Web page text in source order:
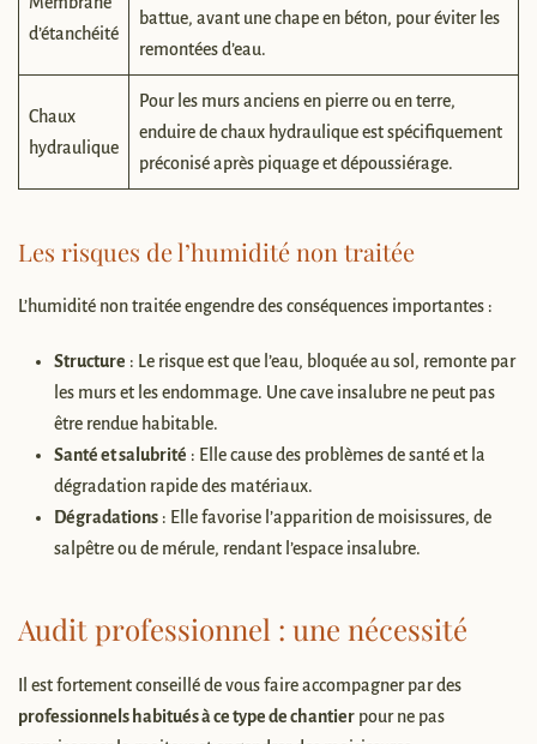
d’étanchéité
battue, avant une chape en béton, pour éviter les
remontées d’eau.
Chaux
hydraulique
Pour les murs anciens en pierre ou en terre,
enduire de chaux hydraulique est spécifiquement
préconisé après piquage et dépoussiérage.
Les risques de l’humidité non traitée
L’humidité non traitée engendre des conséquences importantes :
Structure : Le risque est que l’eau, bloquée au sol, remonte par
les murs et les endommage. Une cave insalubre ne peut pas
être rendue habitable.
Santé et salubrité : Elle cause des problèmes de santé et la
dégradation rapide des matériaux.
Dégradations : Elle favorise l’apparition de moisissures, de
salpêtre ou de mérule, rendant l’espace insalubre.
Audit professionnel : une nécessité
Il est fortement conseillé de vous faire accompagner par des
professionnels habitués à ce type de chantier pour ne pas